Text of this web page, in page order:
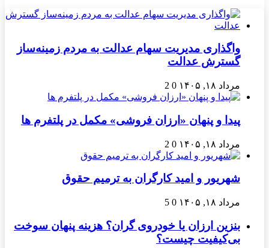
واگذاری مدیریت سهام عدالت به مردم زمینه‌ساز
گسترش عدالت
مرداد ۱۸, ۱۴۰۵ 0
2
پیدا و پنهان «ارزان فروشی» مکمل در پلتفرم ها
مرداد ۱۸, ۱۴۰۵ 0
2
شهریور و امید کارگران به ترمیم حقوق
مرداد ۱۸, ۱۴۰۵ 0
5
بنزین ارزان یا خودروی گران؟ هزینه پنهان سوخت
بی‌کیفیت چیست؟